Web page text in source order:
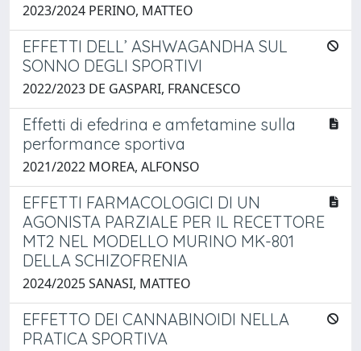
2023/2024 PERINO, MATTEO
EFFETTI DELL’ ASHWAGANDHA SUL
SONNO DEGLI SPORTIVI
2022/2023 DE GASPARI, FRANCESCO
Effetti di efedrina e amfetamine sulla
performance sportiva
2021/2022 MOREA, ALFONSO
EFFETTI FARMACOLOGICI DI UN
AGONISTA PARZIALE PER IL RECETTORE
MT2 NEL MODELLO MURINO MK-801
DELLA SCHIZOFRENIA
2024/2025 SANASI, MATTEO
EFFETTO DEI CANNABINOIDI NELLA
PRATICA SPORTIVA